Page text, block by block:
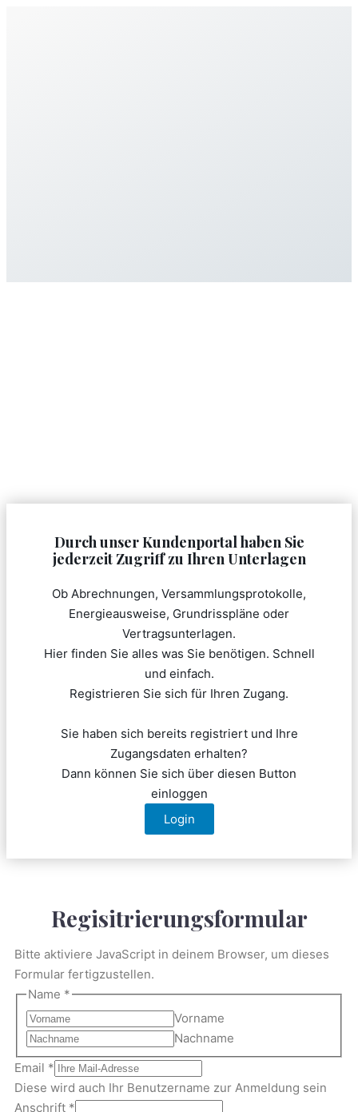
Durch unser Kundenportal haben Sie
jederzeit Zugriff zu Ihren Unterlagen
Ob Abrechnungen, Versammlungsprotokolle,
Energieausweise, Grundrisspläne oder
Vertragsunterlagen.
Hier finden Sie alles was Sie benötigen. Schnell
und einfach.
Registrieren Sie sich für Ihren Zugang.
Sie haben sich bereits registriert und Ihre
Zugangsdaten erhalten?
Dann können Sie sich über diesen Button
einloggen
Login
Regisitrierungsformular
Bitte aktiviere JavaScript in deinem Browser, um dieses
Formular fertigzustellen.
Name *
Vorname
Nachname
Email *
Diese wird auch Ihr Benutzername zur Anmeldung sein
Anschrift *